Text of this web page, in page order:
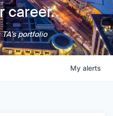
career.
portfolio
My alerts